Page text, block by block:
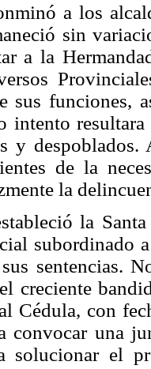
a los
sin
a la
sus funciones,
intento
y
de la
la
la
subordinado
sentencias.
creciente
Cédula, con
convocar una
a solucionar el